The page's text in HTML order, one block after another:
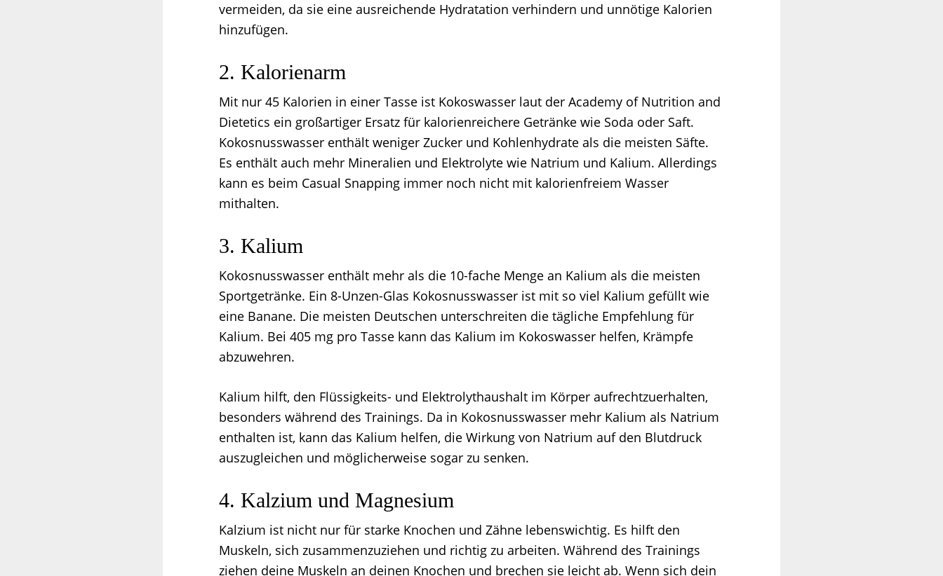
vermeiden, da sie eine ausreichende Hydratation verhindern und unnötige Kalorien
hinzufügen.
2. Kalorienarm
Mit nur 45 Kalorien in einer Tasse ist Kokoswasser laut der Academy of Nutrition and
Dietetics ein großartiger Ersatz für kalorienreichere Getränke wie Soda oder Saft.
Kokosnusswasser enthält weniger Zucker und Kohlenhydrate als die meisten Säfte.
Es enthält auch mehr Mineralien und Elektrolyte wie Natrium und Kalium. Allerdings
kann es beim Casual Snapping immer noch nicht mit kalorienfreiem Wasser
mithalten.
3. Kalium
Kokosnusswasser enthält mehr als die 10-fache Menge an Kalium als die meisten
Sportgetränke. Ein 8-Unzen-Glas Kokosnusswasser ist mit so viel Kalium gefüllt wie
eine Banane. Die meisten Deutschen unterschreiten die tägliche Empfehlung für
Kalium. Bei 405 mg pro Tasse kann das Kalium im Kokoswasser helfen, Krämpfe
abzuwehren.
Kalium hilft, den Flüssigkeits- und Elektrolythaushalt im Körper aufrechtzuerhalten,
besonders während des Trainings. Da in Kokosnusswasser mehr Kalium als Natrium
enthalten ist, kann das Kalium helfen, die Wirkung von Natrium auf den Blutdruck
auszugleichen und möglicherweise sogar zu senken.
4. Kalzium und Magnesium
Kalzium ist nicht nur für starke Knochen und Zähne lebenswichtig. Es hilft den
Muskeln, sich zusammenzuziehen und richtig zu arbeiten. Während des Trainings
ziehen deine Muskeln an deinen Knochen und brechen sie leicht ab. Wenn sich dein